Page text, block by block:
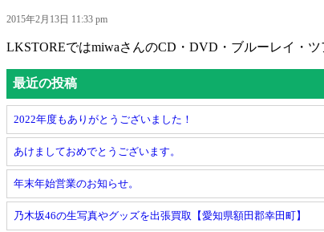
2015年2月13日 11:33 pm
LKSTOREではmiwaさんのCD・DVD・ブルーレイ・
最近の投稿
2022年度もありがとうございました！
あけましておめでとうございます。
年末年始営業のお知らせ。
乃木坂46の生写真やグッズを出張買取【愛知県額田郡幸田町】